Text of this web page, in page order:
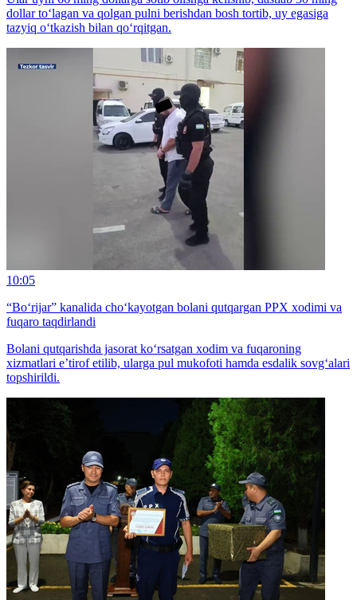
dollar to‘lagan va qolgan pulni berishdan bosh tortib, uy egasiga
tazyiq o‘tkazish bilan qo‘rqitgan.
10:05
“Bo‘rijar” kanalida cho‘kayotgan bolani qutqargan PPX xodimi va
fuqaro taqdirlandi
Bolani qutqarishda jasorat ko‘rsatgan xodim va fuqaroning
xizmatlari e’tirof etilib, ularga pul mukofoti hamda esdalik sovg‘alari
topshirildi.